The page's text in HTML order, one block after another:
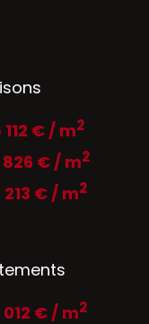
112 € / m2
€ / m2
213 € / m2
012 € / m2